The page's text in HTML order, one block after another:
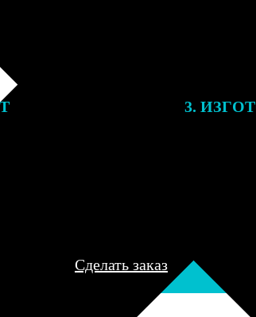
заказа к печати
могут связаться с Вами
телефону или email для
3.
Сделать заказ